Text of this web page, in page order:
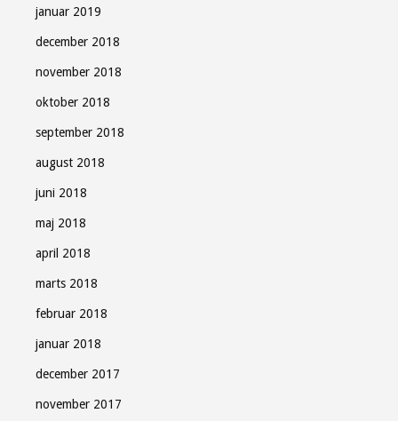
januar 2019
december 2018
november 2018
oktober 2018
september 2018
august 2018
juni 2018
maj 2018
april 2018
marts 2018
februar 2018
januar 2018
december 2017
november 2017